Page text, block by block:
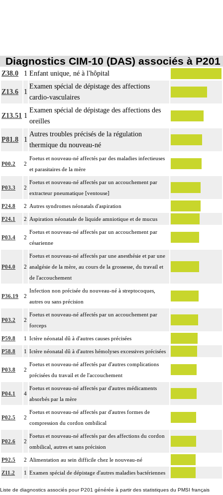
Diagnostics CIM-10 (DAS) associés à P201
Z38.0 1 Enfant unique, né à l'hôpital
Z13.6 1
Examen spécial de dépistage des affections
cardio-vasculaires
Z13.51 1
Examen spécial de dépistage des affections des
oreilles
P81.8 1
Autres troubles précisés de la régulation
thermique du nouveau-né
P00.2 2
Foetus et nouveau-né affectés par des maladies infectieuses
et parasitaires de la mère
P03.3 2
Foetus et nouveau-né affectés par un accouchement par
extracteur pneumatique [ventouse]
P24.8 2 Autres syndromes néonatals d'aspiration
P24.1 2 Aspiration néonatale de liquide amniotique et de mucus
P03.4 2
Foetus et nouveau-né affectés par un accouchement par
césarienne
P04.0 2
Foetus et nouveau-né affectés par une anesthésie et par une
analgésie de la mère, au cours de la grossesse, du travail et
de l'accouchement
P36.19 2
Infection non précisée du nouveau-né à streptocoques,
autres ou sans précision
P03.2 2
Foetus et nouveau-né affectés par un accouchement par
forceps
P59.8 1 Ictère néonatal dû à d'autres causes précisées
P58.8 1 Ictère néonatal dû à d'autres hémolyses excessives précisées
P03.8 2
Foetus et nouveau-né affectés par d'autres complications
précisées du travail et de l'accouchement
P04.1 4
Foetus et nouveau-né affectés par d'autres médicaments
absorbés par la mère
P02.5 2
Foetus et nouveau-né affectés par d'autres formes de
compression du cordon ombilical
P02.6 2
Foetus et nouveau-né affectés par des affections du cordon
ombilical, autres et sans précision
P92.5 2 Alimentation au sein difficile chez le nouveau-né
Z11.2 1 Examen spécial de dépistage d'autres maladies bactériennes
Liste de diagnostics associés pour P201 générée à partir des statistiques du PMSI français